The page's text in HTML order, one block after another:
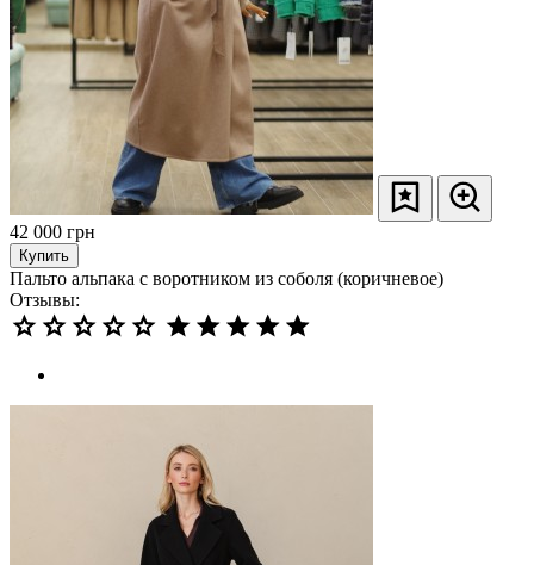
42 000 грн
Купить
Пальто альпака с воротником из соболя (коричневое)
Отзывы: